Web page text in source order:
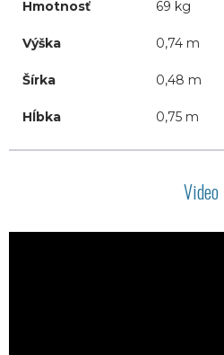
Hmotnosť 69 kg
Výška 0,74 m
Šírka 0,48 m
Hĺbka 0,75 m
Video